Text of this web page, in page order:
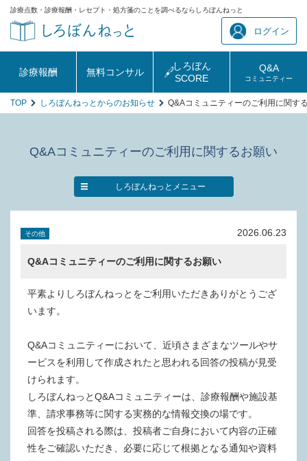
診療点数・診療報酬・レセプト・処方箋のことを調べるならしろぼんねっと
ログイン
診療報酬 無料コンサル
しろぼん
SCORE
Q&A
コミュニティー
TOP しろぼんねっとからのお知らせ Q&Aコミュニティーのご利用に関す
Q&Aコミュニティーのご利用に関するお願い
しろぼんねっとメニュー
その他 2026.06.23
Q&Aコミュニティーのご利用に関するお願い
平素よりしろぼんねっとをご利用いただきありがとうござ
います。
Q&Aコミュニティーにおいて、近頃さまざまなツールやサ
ービスを利用して作成されたと思われる回答の投稿が見受
けられます。
しろぼんねっとQ&Aコミュニティーは、診療報酬や施設基
準、請求事務等に関する実務的な情報交換の場です。
回答を投稿される際は、投稿者ご自身において内容の正確
性をご確認いただき、必要に応じて根拠となる通知や資料